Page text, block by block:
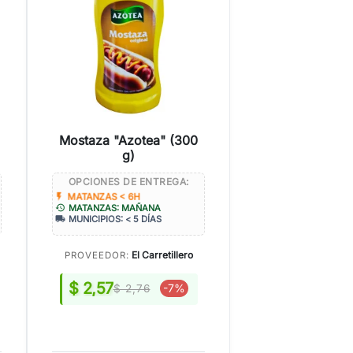
Mostaza "Azotea" (300
g)
OPCIONES DE ENTREGA:
flash_on MATANZAS < 6H
history MATANZAS: MAÑANA
local_shipping MUNICIPIOS: < 5 DÍAS
PROVEEDOR: El Carretillero
$ 2,57$ 2,76 -7%